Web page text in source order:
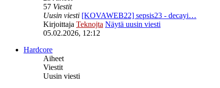
57 Viestit
Uusin viesti [KOVAWEB22] sepsis23 - decayi…
Kirjoittaja Teknojta Näytä uusin viesti
05.02.2026, 12:12
Hardcore
Aiheet
Viestit
Uusin viesti